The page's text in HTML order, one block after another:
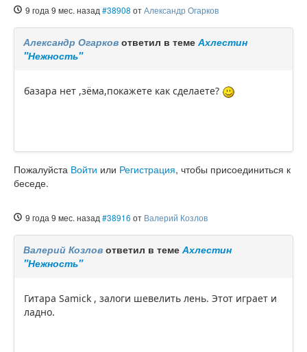
9 года 9 мес. назад #38908 отАлександр Огарков
Александр Огарков ответил в теме Ахлестин
"Нежность"
базара нет ,зёма,покажете как сделаете?
Пожалуйста Войти или Регистрация, чтобы присоединиться к
беседе.
9 года 9 мес. назад #38916 от Валерий Козлов
Валерий Козлов ответил в теме Ахлестин
"Нежность"
Гитара Samick , залоги шевелить лень. Этот играет и
ладно.